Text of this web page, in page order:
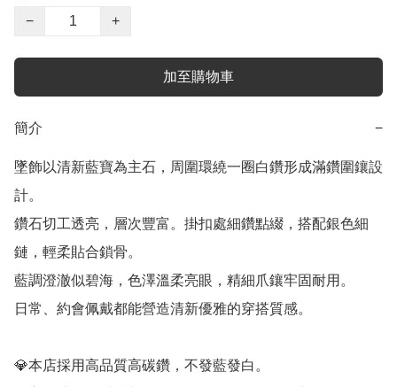
−
+
加至購物車
簡介 −
墜飾以清新藍寶為主石，周圍環繞一圈白鑽形成滿鑽圍鑲設
計。
鑽石切工透亮，層次豐富。掛扣處細鑽點綴，搭配銀色細
鏈，輕柔貼合鎖骨。
藍調澄澈似碧海，色澤溫柔亮眼，精細爪鑲牢固耐用。
日常、約會佩戴都能營造清新優雅的穿搭質感。
💎本店採用高品質高碳鑽，不發藍發白。